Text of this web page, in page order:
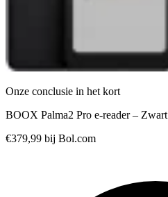
Onze conclusie in het kort
BOOX Palma2 Pro e-reader – Zwart
€379,99 bij Bol.com